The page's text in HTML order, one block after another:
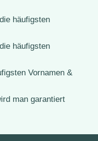
häufigsten
häufigsten
Vornamen &
man garantiert